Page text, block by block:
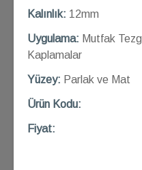
Kalınlık: 12mm
Uygulama: Mutfak
Kaplamalar
Yüzey: Parlak ve Mat
Ürün Kodu:
Fiyat: